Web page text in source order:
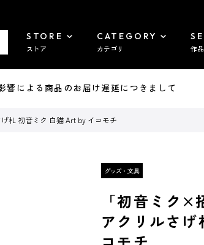
STORE
ストア
CATEGORY
カテゴリ 作品
による商品のお届け遅延につきまして
札 初音ミク 白猫 Art by イコモチ
「初音ミク
アクリルさ